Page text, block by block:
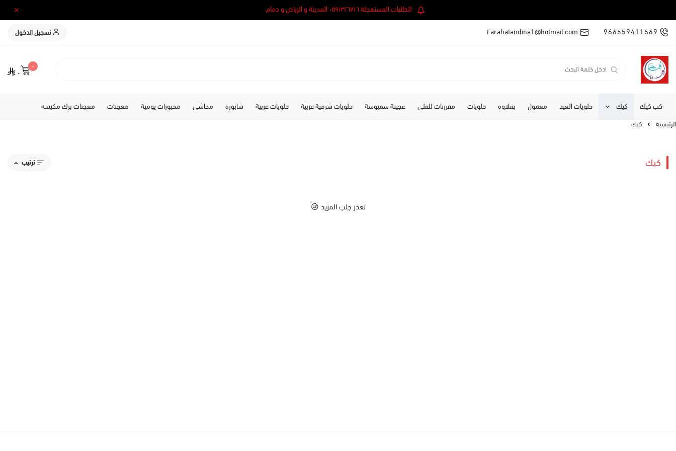
للطلبات المستعجلة ٠٥٩١٣٢٦٧١٦ المدينة و الرياض و دمام.
966559411569
Farahafandina1@hotmail.com تسجيل الدخول
٠
٠
كب كيك كيك حلويات العيد معمول بقلاوة حلويات مفرزنات للقلي عجينة سمبوسة حلويات شرقية عربية حلويات غربية شابورة محاشي مخبوزات يومية معجنات معجنات برك مكيسه
الرئيسية كيك
كيك ترتيب
تعذر جلب المزيد 😢